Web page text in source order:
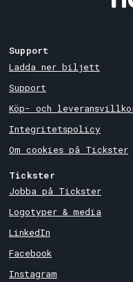
Support
Ladda ner biljett
Support
Köp- och
Integritetspolicy
Om cookies på Tickster
Tickster
Jobba på Tickster
Logotyper & media
LinkedIn
Facebook
Instagram